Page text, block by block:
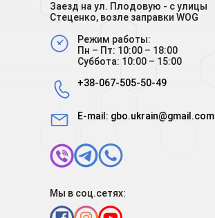
Заезд на ул. Плодовую - с улицы
Стеценко, возле заправки WOG
Режим работы:
Пн – Пт: 10:00 – 18:00
Суббота: 10:00 – 15:00
+38-067-505-50-49
E-mail: gbo.ukrain@gmail.com
Мы в соц.сетях: